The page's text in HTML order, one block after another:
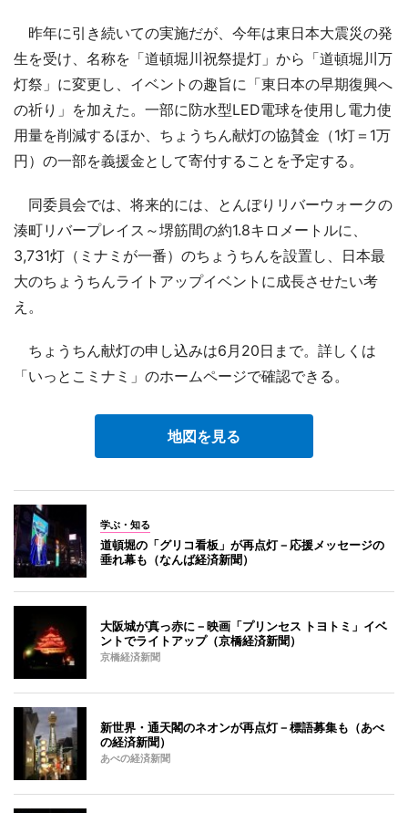
昨年に引き続いての実施だが、今年は東日本大震災の発
生を受け、名称を「道頓堀川祝祭提灯」から「道頓堀川万
灯祭」に変更し、イベントの趣旨に「東日本の早期復興へ
の祈り」を加えた。一部に防水型LED電球を使用し電力使
用量を削減するほか、ちょうちん献灯の協賛金（1灯＝1万
円）の一部を義援金として寄付することを予定する。
同委員会では、将来的には、とんぼりリバーウォークの
湊町リバープレイス～堺筋間の約1.8キロメートルに、
3,731灯（ミナミが一番）のちょうちんを設置し、日本最
大のちょうちんライトアップイベントに成長させたい考
え。
ちょうちん献灯の申し込みは6月20日まで。詳しくは
「いっとこミナミ」のホームページで確認できる。
地図を見る
学ぶ・知る
道頓堀の「グリコ看板」が再点灯－応援メッセージの
垂れ幕も（なんば経済新聞）
大阪城が真っ赤に－映画「プリンセス トヨトミ」イベ
ントでライトアップ（京橋経済新聞）
京橋経済新聞
新世界・通天閣のネオンが再点灯－標語募集も（あべ
の経済新聞）
あべの経済新聞